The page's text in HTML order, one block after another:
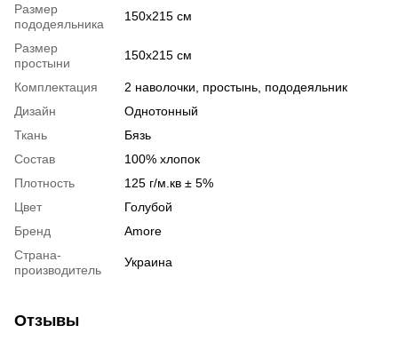
Размер
пододеяльника
150x215 см
Размер
простыни
150x215 см
Комплектация
2 наволочки, простынь, пододеяльник
Дизайн
Однотонный
Ткань
Бязь
Состав
100% хлопок
Плотность
125 г/м.кв ± 5%
Цвет
Голубой
Бренд
Amore
Страна-
производитель
Украина
Отзывы